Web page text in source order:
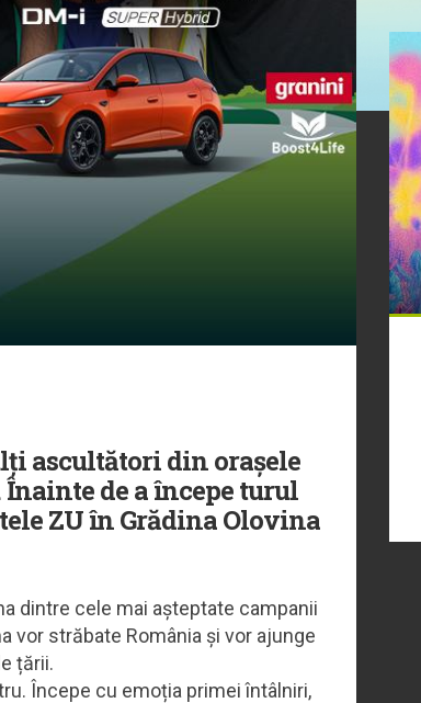
ascultători din orașele
Înainte de a începe turul
ZU în Grădina Olovina
dintre cele mai așteptate campanii
vor străbate România și vor ajunge
țării.
Începe cu emoția primei întâlniri,